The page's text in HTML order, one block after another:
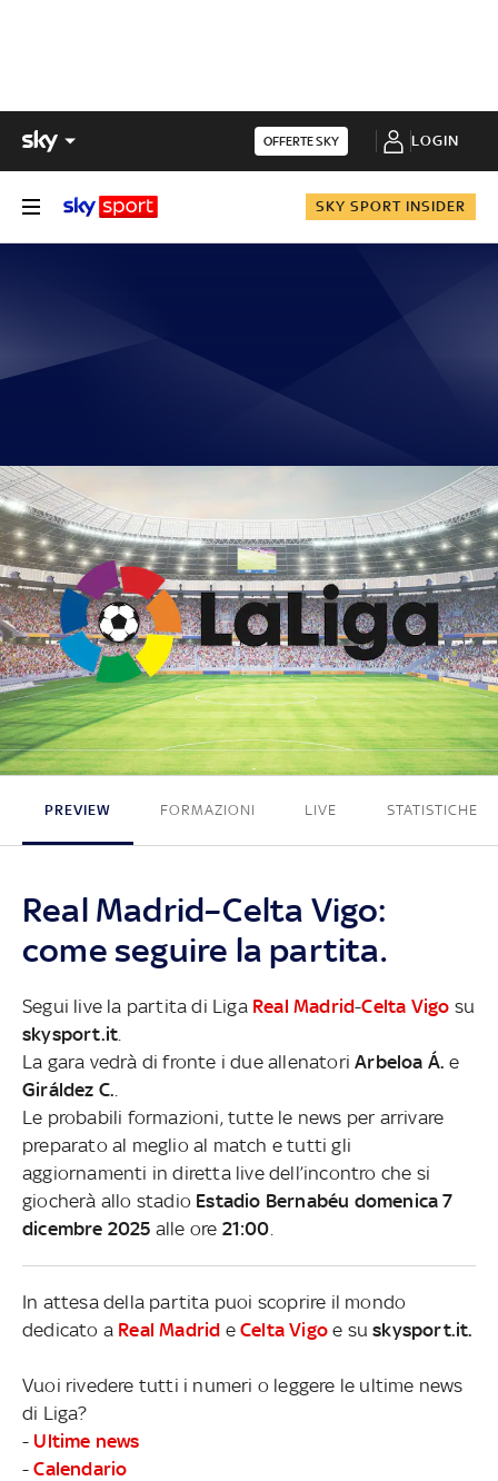
OFFERTE SKY LOGIN
SKY SPORT INSIDER
0 - 2
PREVIEW FORMAZIONI LIVE STATISTICHE
Real Madrid–Celta Vigo:
come seguire la partita.
Segui live la partita di Liga Real Madrid-Celta Vigo su
skysport.it
La gara vedrà di fronte i due allenatoriArbeloa Á. e
Giráldez C.
Le probabili formazioni, tutte le news per arrivare
preparato al meglio al match e tutti gli
aggiornamenti in diretta live dell’incontro che si
giocherà allo stadio Estadio Bernabéu domenica 7
dicembre 2025 alle ore 21:00
In attesa della partita puoi scoprire il mondo
dedicato a Real Madrid eCelta Vigo e suskysport.it.
Vuoi rivedere tutti i numeri o leggere le ultime news
di Liga?
- Ultime news
-Calendario